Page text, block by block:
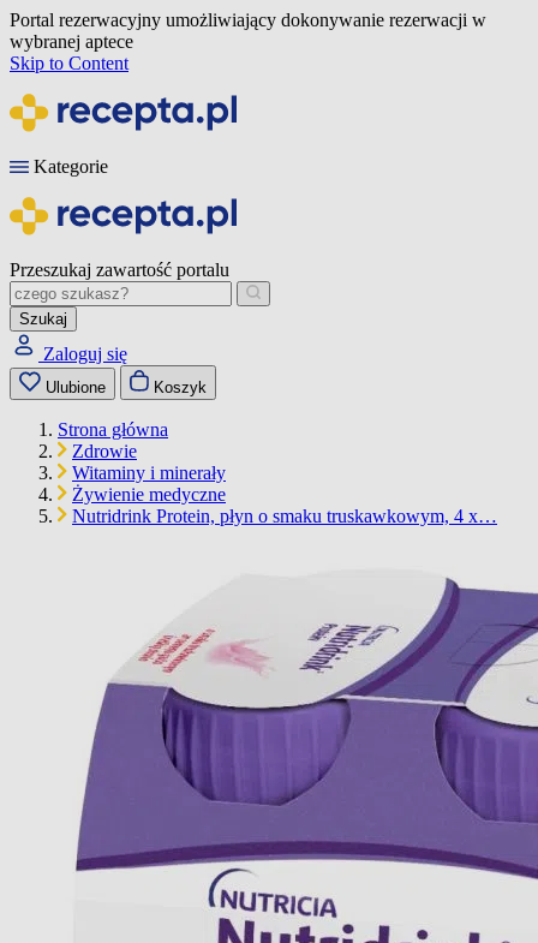
Portal rezerwacyjny umożliwiający dokonywanie rezerwacji w
wybranej aptece
Skip to Content
Kategorie
Przeszukaj zawartość portalu
Szukaj
Zaloguj się
Ulubione Koszyk
Strona główna
Zdrowie
Witaminy i minerały
Żywienie medyczne
Nutridrink Protein, płyn o smaku truskawkowym, 4 x…